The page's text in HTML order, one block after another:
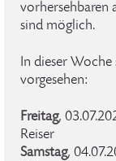
vorhersehbaren
sind möglich.
In dieser Woche
vorgesehen:
Freitag,
Reiser
Samstag,